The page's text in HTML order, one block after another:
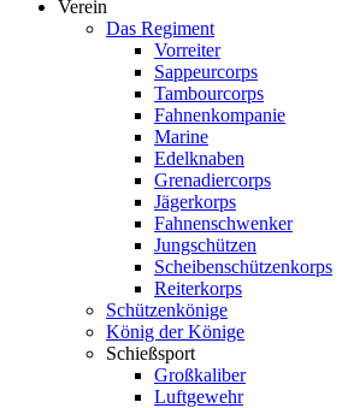
Verein
Das Regiment
Vorreiter
Sappeurcorps
Tambourcorps
Fahnenkompanie
Marine
Edelknaben
Grenadiercorps
Jägerkorps
Fahnenschwenker
Jungschützen
Scheibenschützenkorps
Reiterkorps
Schützenkönige
König der Könige
Schießsport
Großkaliber
Luftgewehr